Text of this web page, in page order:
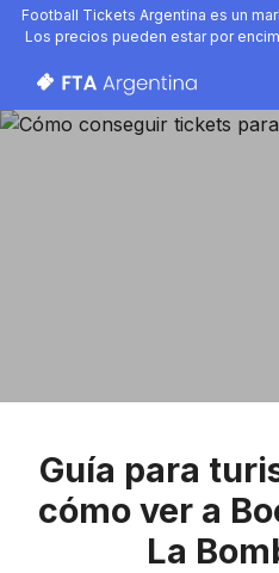
Football Tickets Argentina es un
Los precios pueden estar por
Guía para
cómo ver a
La